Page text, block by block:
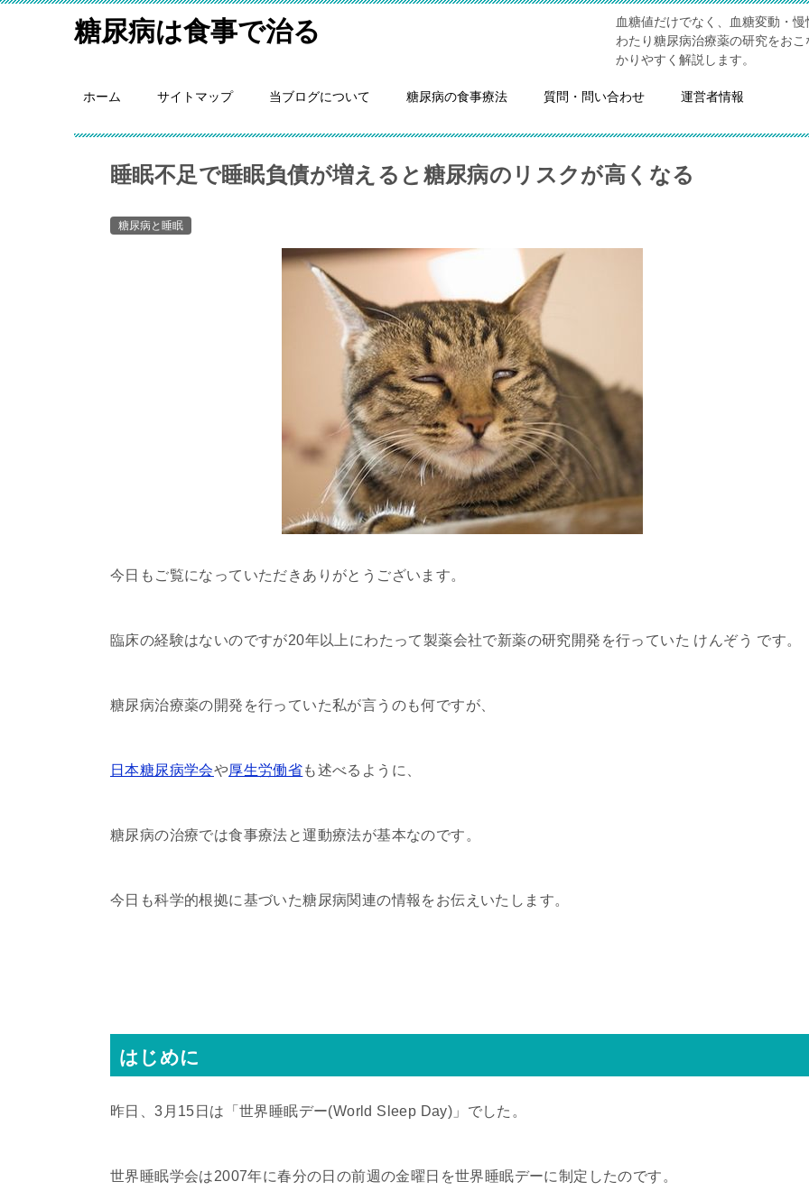
糖尿病は食事で治る
血糖値だけでなく、血糖変動・
わたり糖尿病治療薬の研究をお
かりやすく解説します。
ホーム サイトマップ 当ブログについて 糖尿病の食事療法 質問・問い合わせ 運営者情報
睡眠不足で睡眠負債が増えると糖尿病のリスクが高くなる
糖尿病と睡眠
今日もご覧になっていただきありがとうございます。
臨床の経験はないのですが20年以上にわたって製薬会社で新薬の研究開発を行っていた けんぞう です。
糖尿病治療薬の開発を行っていた私が言うのも何ですが、
日本糖尿病学会や厚生労働省も述べるように、
糖尿病の治療では食事療法と運動療法が基本なのです。
今日も科学的根拠に基づいた糖尿病関連の情報をお伝えいたします。
はじめに
昨日、3月15日は「世界睡眠デー(World Sleep Day)」でした。
世界睡眠学会は2007年に春分の日の前週の金曜日を世界睡眠デーに制定したのです。